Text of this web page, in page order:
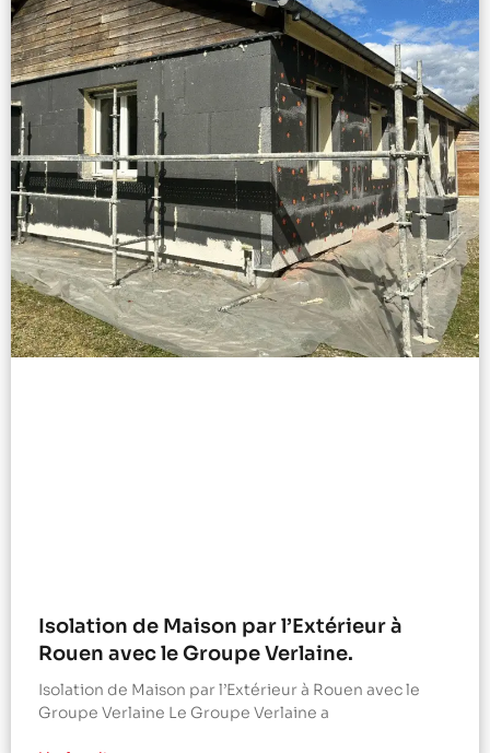
Isolation de Maison par l’Extérieur à
Rouen avec le Groupe Verlaine.
Isolation de Maison par l’Extérieur à Rouen avec le
Groupe Verlaine Le Groupe Verlaine a